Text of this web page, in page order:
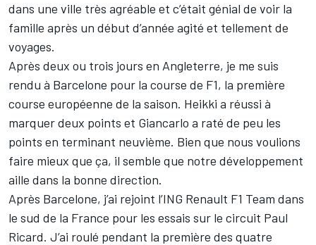
dans une ville très agréable et c’était génial de voir la
famille après un début d’année agité et tellement de
voyages.
Après deux ou trois jours en Angleterre, je me suis
rendu à Barcelone pour la course de F1, la première
course européenne de la saison. Heikki a réussi à
marquer deux points et Giancarlo a raté de peu les
points en terminant neuvième. Bien que nous voulions
faire mieux que ça, il semble que notre développement
aille dans la bonne direction.
Après Barcelone, j’ai rejoint l’ING Renault F1 Team dans
le sud de la France pour les essais sur le circuit Paul
Ricard. J’ai roulé pendant la première des quatre